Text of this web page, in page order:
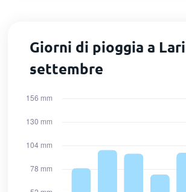
Giorni di pioggia a
settembre